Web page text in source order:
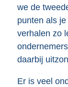
we de
punten als
verhalen zo
daarbij
Er is veel